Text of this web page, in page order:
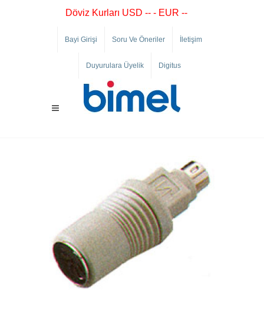
Döviz Kurları USD -- - EUR --
Bayi Girişi Soru Ve Öneriler İletişim
Duyurulara Üyelik Digitus